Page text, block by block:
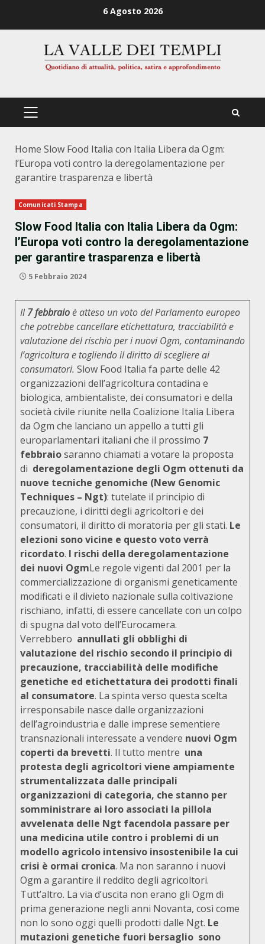
6 Agosto 2026
PRIMÄRES
Home Slow Food Italia con Italia Libera da Ogm:
l’Europa voti contro la deregolamentazione per
garantire trasparenza e libertà
Comunicati Stampa
Slow Food Italia con Italia Libera da Ogm:
l’Europa voti contro la deregolamentazione
per garantire trasparenza e libertà
5 Febbraio 2024
Il7 febbraioè atteso un voto del Parlamento europeo
che potrebbe cancellare etichettatura, tracciabilità e
valutazione del rischio per i nuovi Ogm, contaminando
l’agricoltura e togliendo il diritto di scegliere ai
consumatori. Slow Food Italia fa parte delle 42
organizzazioni dell’agricoltura contadina e
biologica, ambientaliste, dei consumatori e della
società civile riunite nella Coalizione Italia Libera
da Ogm che lanciano un appello a tutti gli
europarlamentari italiani che il prossimo 7
febbraiosaranno chiamati a votare la proposta
di deregolamentazione degli Ogm ottenuti da
nuove tecniche genomiche (New Genomic
Techniques – Ngt): tutelate il principio di
precauzione, i diritti degli agricoltori e dei
consumatori, il diritto di moratoria per gli stati. Le
elezioni sono vicine e questo voto verrà
ricordato. I rischi della deregolamentazione
dei nuovi OgmLe regole vigenti dal 2001 per la
commercializzazione di organismi geneticamente
modificati e il divieto nazionale sulla coltivazione
rischiano, infatti, di essere cancellate con un colpo
di spugna dal voto dell’Eurocamera.
Verrebbero annullati gli obblighi di
valutazione del rischio secondo il principio di
precauzione, tracciabilità delle modifiche
genetiche ed etichettatura dei prodotti finali
al consumatore. La spinta verso questa scelta
irresponsabile nasce dalle organizzazioni
dell’agroindustria e dalle imprese sementiere
transnazionali interessate a vendere nuovi Ogm
coperti da brevetti. Il tutto mentre una
protesta degli agricoltori viene ampiamente
strumentalizzata dalle principali
organizzazioni di categoria, che stanno per
somministrare ai loro associati la pillola
avvelenata delle Ngt facendola passare per
una medicina utile contro i problemi di un
modello agricolo intensivo insostenibile la cui
crisi è ormai cronica. Ma non saranno i nuovi
Ogm a garantire il reddito degli agricoltori.
Tutt’altro. La via d’uscita non erano gli Ogm di
prima generazione negli anni Novanta, così come
non lo sono oggi quelli prodotti dalle Ngt. Le
mutazioni genetiche fuori bersaglio sono